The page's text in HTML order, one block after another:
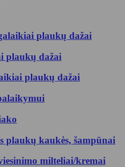
plaukų dažai
plaukų dažai
plaukų dažai
plaukų kaukės, šampūnai
milteliai/kremai